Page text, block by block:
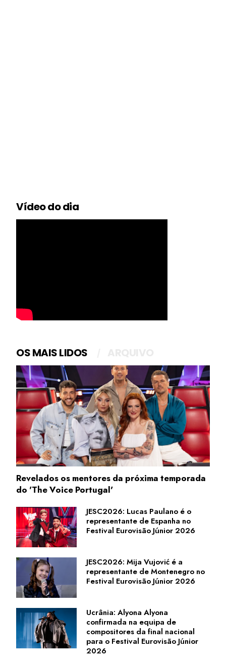
Vídeo do dia
OS MAIS LIDOS
Revelados os mentores da próxima temporada
do 'The Voice Portugal'
JESC2026: Lucas Paulano é o
representante de Espanha no
Festival Eurovisão Júnior 2026
JESC2026: Mija Vujović é a
representante de Montenegro no
Festival Eurovisão Júnior 2026
Ucrânia: Alyona Alyona
confirmada na equipa de
compositores da final nacional
para o Festival Eurovisão Júnior
2026